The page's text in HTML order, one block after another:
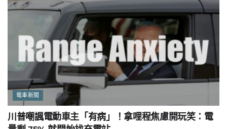
電車新聞
川普嘲諷電動車主「有病」！拿哩程焦慮開玩笑：電